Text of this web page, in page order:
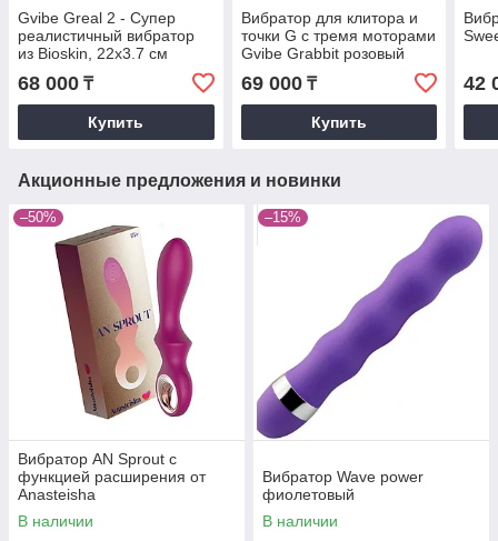
Gvibe Greal 2 - Супер
реалистичный вибратор
из Bioskin, 22х3.7 см
(телесный)
68 000 ₸
Купить
Вибратор для клитора и
точки G с тремя моторами
Gvibe Grabbit розовый
(22х4 см.)
69 000₸
Купить
42
Акционные предложения и новинки
–50%
Вибратор AN Sprout с
функцией расширения от
Anasteisha
В наличии
–15%
Вибратор Wave power
фиолетовый
В наличии